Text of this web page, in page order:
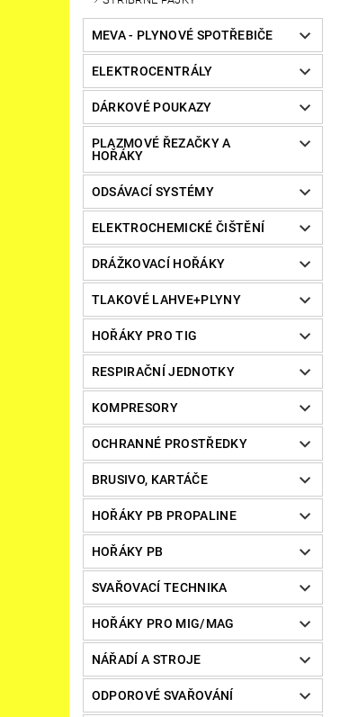
MEVA - PLYNOVÉ SPOTŘEBIČE
ELEKTROCENTRÁLY
DÁRKOVÉ POUKAZY
PLAZMOVÉ ŘEZAČKY A
HOŘÁKY
ODSÁVACÍ SYSTÉMY
ELEKTROCHEMICKÉ ČIŠTĚNÍ
DRÁŽKOVACÍ HOŘÁKY
TLAKOVÉ LAHVE+PLYNY
HOŘÁKY PRO TIG
RESPIRAČNÍ JEDNOTKY
KOMPRESORY
OCHRANNÉ PROSTŘEDKY
BRUSIVO, KARTÁČE
HOŘÁKY PB PROPALINE
HOŘÁKY PB
SVAŘOVACÍ TECHNIKA
HOŘÁKY PRO MIG/MAG
NÁŘADÍ A STROJE
ODPOROVÉ SVAŘOVÁNÍ